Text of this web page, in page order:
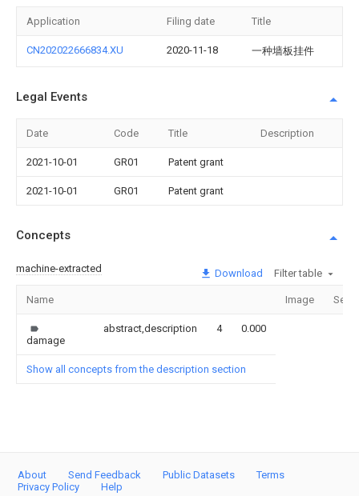
Application Filing date Title
CN202022666834.XU 2020-11-18 一种墙板挂件
Legal Events
Date Code Title Description
2021-10-01 GR01 Patent grant
2021-10-01 GR01 Patent grant
Concepts
machine-extracted Download Filter table
Name Image
damage
abstract,description 4 0.000
Show all concepts from the description section
About Send Feedback Public Datasets
Terms
Privacy Policy
Help